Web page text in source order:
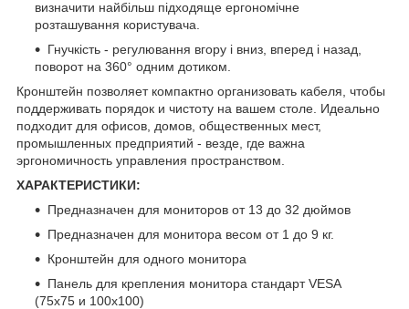
визначити найбільш підходяще ергономічне
розташування користувача.
Гнучкість - регулювання вгору і вниз, вперед і назад,
поворот на 360° одним дотиком.
Кронштейн позволяет компактно организовать кабеля, чтобы
поддерживать порядок и чистоту на вашем столе. Идеально
подходит для офисов, домов, общественных мест,
промышленных предприятий - везде, где важна
эргономичность управления пространством.
ХАРАКТЕРИСТИКИ:
Предназначен для мониторов от 13 до 32 дюймов
Предназначен для монитора весом от 1 до 9 кг.
Кронштейн для одного монитора
Панель для крепления монитора стандарт VESA
(75x75 и 100x100)